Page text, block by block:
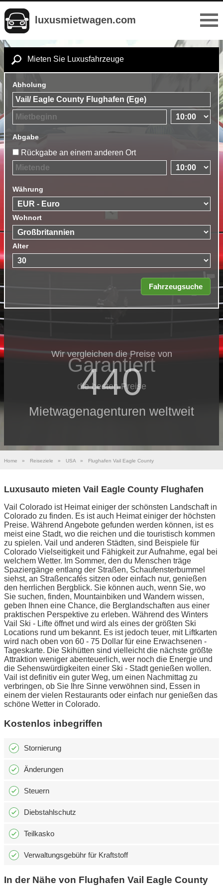
luxusmietwagen.com
Mieten Sie Luxusfahrzeuge
Abholung
Abgabe
Rückgabe an einem anderen Ort
Währung
Wohnort
Alter
Wir vergleichen die Preise von
440
Mietwagenagenturen weltweit
Garantiert
die besten Preise
Home » Reiseziele » USA » Flughafen Vail Eagle County
Luxusauto mieten Vail Eagle County Flughafen
Vail Colorado ist Heimat einiger der schönsten Landschaft in
Colorado zu finden. Es ist auch Heimat einiger der höchsten
Preise. Während Angebote gefunden werden können, ist es
meist eine Stadt, wo die reichen und die touristisch kommen
zu spielen. Vail und anderen Städten, sind Beispiele für
Colorado Vielseitigkeit und Fähigkeit zur Aufnahme, egal bei
welchem Wetter. Im Sommer, den du Menschen träge
Spaziergänge entlang der Straßen, Schaufensterbummel
siehst, an Straßencafés sitzen oder einfach nur, genießen
den herrlichen Bergblick. Sie können auch, wenn Sie, wo
Sie suchen, finden, Mountainbiken und Wandern wissen,
geben Ihnen eine Chance, die Berglandschaften aus einer
praktischen Perspektive zu erleben. Während des Winters
Vail Ski - Lifte öffnet und wird als eines der größten Ski
Locations rund um bekannt. Es ist jedoch teuer, mit Liftkarten
wird nach oben von 60 - 75 Dollar für eine Erwachsenen -
Tageskarte. Die Skihütten sind vielleicht die nächste größte
Attraktion weniger abenteuerlich, wer noch die Energie und
die Sehenswürdigkeiten einer Ski - Stadt genießen wollen.
Vail ist definitiv ein guter Weg, um einen Nachmittag zu
verbringen, ob Sie Ihre Sinne verwöhnen sind, Essen in
einem der vielen Restaurants oder einfach nur genießen das
schöne Wetter in Colorado.
Kostenlos inbegriffen
Stornierung
Änderungen
Steuern
Diebstahlschutz
Teilkasko
Verwaltungsgebühr für Kraftstoff
In der Nähe von Flughafen Vail Eagle County